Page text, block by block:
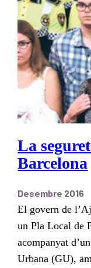
La
Barcelona
Desembre 2016
El govern de
un Pla Local de
acompanyat
Urbana (GU),